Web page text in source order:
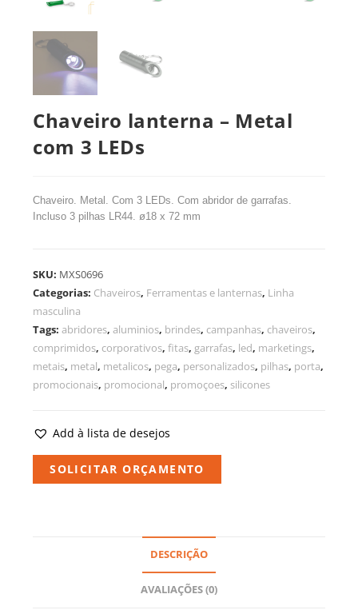
Chaveiro lanterna – Metal
com 3 LEDs
Chaveiro. Metal. Com 3 LEDs. Com abridor de garrafas.
Incluso 3 pilhas LR44. ø18 x 72 mm
SKU: MXS0696
Categorias: Chaveiros, Ferramentas e lanternas, Linha
masculina
Tags:abridores,aluminios, brindes, campanhas, chaveiros,
comprimidos, corporativos,fitas, garrafas, led, marketings,
metais, metal, metalicos, pega, personalizados, pilhas, porta,
promocionais, promocional, promoçoes, silicones
Add à lista de desejos
SOLICITAR ORÇAMENTO
DESCRIÇÃO
AVALIAÇÕES (0)